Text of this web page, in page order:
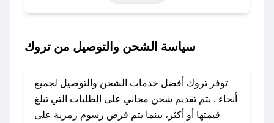
باستخدام تطبيق صحصح، يمكنك العثور بسهولة على
تواصل معنا عبر تويتر أو البريد الإلكتروني لإضافته
بسرعة.
سياسة الشحن والتوصيل من تروك
توفر تروك أفضل خدمات الشحن والتوصيل لجميع
أنحاء . يتم تقديم شحن مجاني على الطلبات التي تبلغ
قيمتها أو أكثر، بينما يتم فرض رسوم رمزية على